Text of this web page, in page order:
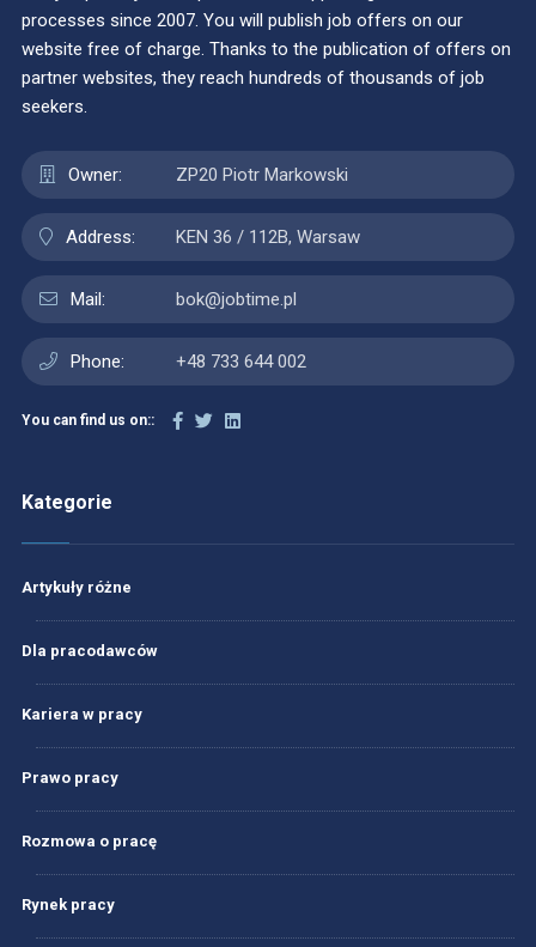
processes since 2007. You will publish job offers on our
website free of charge. Thanks to the publication of offers on
partner websites, they reach hundreds of thousands of job
seekers.
Owner: ZP20 Piotr Markowski
Address: KEN 36 / 112B, Warsaw
Mail: bok@jobtime.pl
Phone: +48 733 644 002
You can find us on::
Kategorie
Artykuły różne
Dla pracodawców
Kariera w pracy
Prawo pracy
Rozmowa o pracę
Rynek pracy